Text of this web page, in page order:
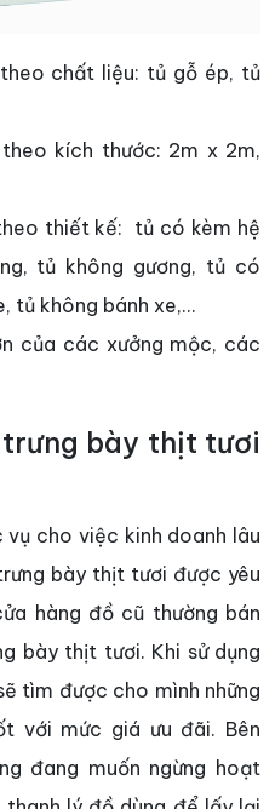
chất liệu: tủ gỗ ép, tủ
kích thước: 2m x 2m,
thiết kế: tủ có kèm hệ
tủ không gương, tủ có
tủ không bánh xe,...
của các xưởng mộc, các
bày thịt tươi
vụ cho việc kinh doanh lâu
bày thịt tươi được yêu
hàng đồ cũ thường bán
bày thịt tươi. Khi sử dụng
tìm được cho mình những
với mức giá ưu đãi. Bên
đang muốn ngừng hoạt